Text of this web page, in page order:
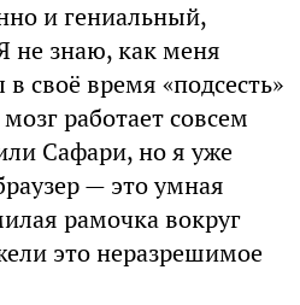
и гениальный,
не знаю, как меня
своё время «подсесть»
работает совсем
Сафари, но я уже
— это умная
рамочка вокруг
это неразрешимое